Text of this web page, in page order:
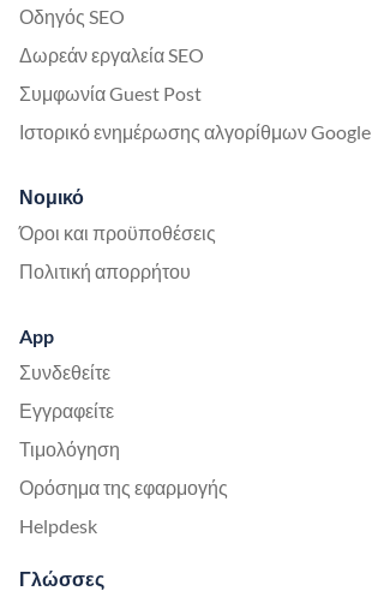
Οδηγός SEO
Δωρεάν εργαλεία SEO
Συμφωνία Guest Post
Ιστορικό ενημέρωσης αλγορίθμων Google
Νομικό
Όροι και προϋποθέσεις
Πολιτική απορρήτου
App
Συνδεθείτε
Εγγραφείτε
Τιμολόγηση
Ορόσημα της εφαρμογής
Helpdesk
Γλώσσες